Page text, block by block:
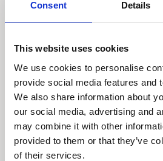
Consent Details
This website uses cookies
We use cookies to personalise
provide social media features and
We also share information about
our social media, advertising and
may combine it with other
provided to them or that they’ve
of their services.
Control, Alt,
Americana
Den USA-ledede
Americana, er under
”Control–Alt–Delete”-genstart
multipolær verdensorden.